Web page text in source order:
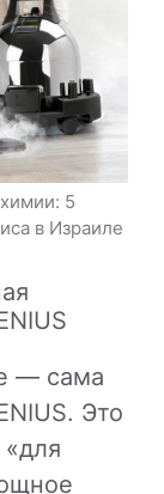
5
в Израиле
— сама
Это